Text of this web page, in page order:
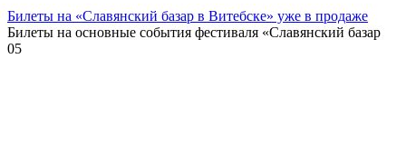
Билеты на «Славянский базар в Витебске» уже в продаже
Билеты на основные события фестиваля «Славянский базар
05